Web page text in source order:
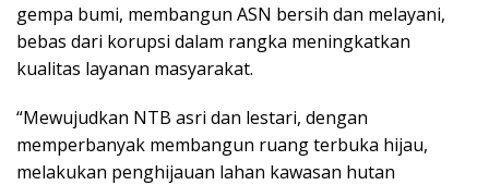
gempa bumi, membangun ASN bersih dan melayani,
bebas dari korupsi dalam rangka meningkatkan
kualitas layanan masyarakat.
“Mewujudkan NTB asri dan lestari, dengan
memperbanyak membangun ruang terbuka hijau,
melakukan penghijauan lahan kawasan hutan